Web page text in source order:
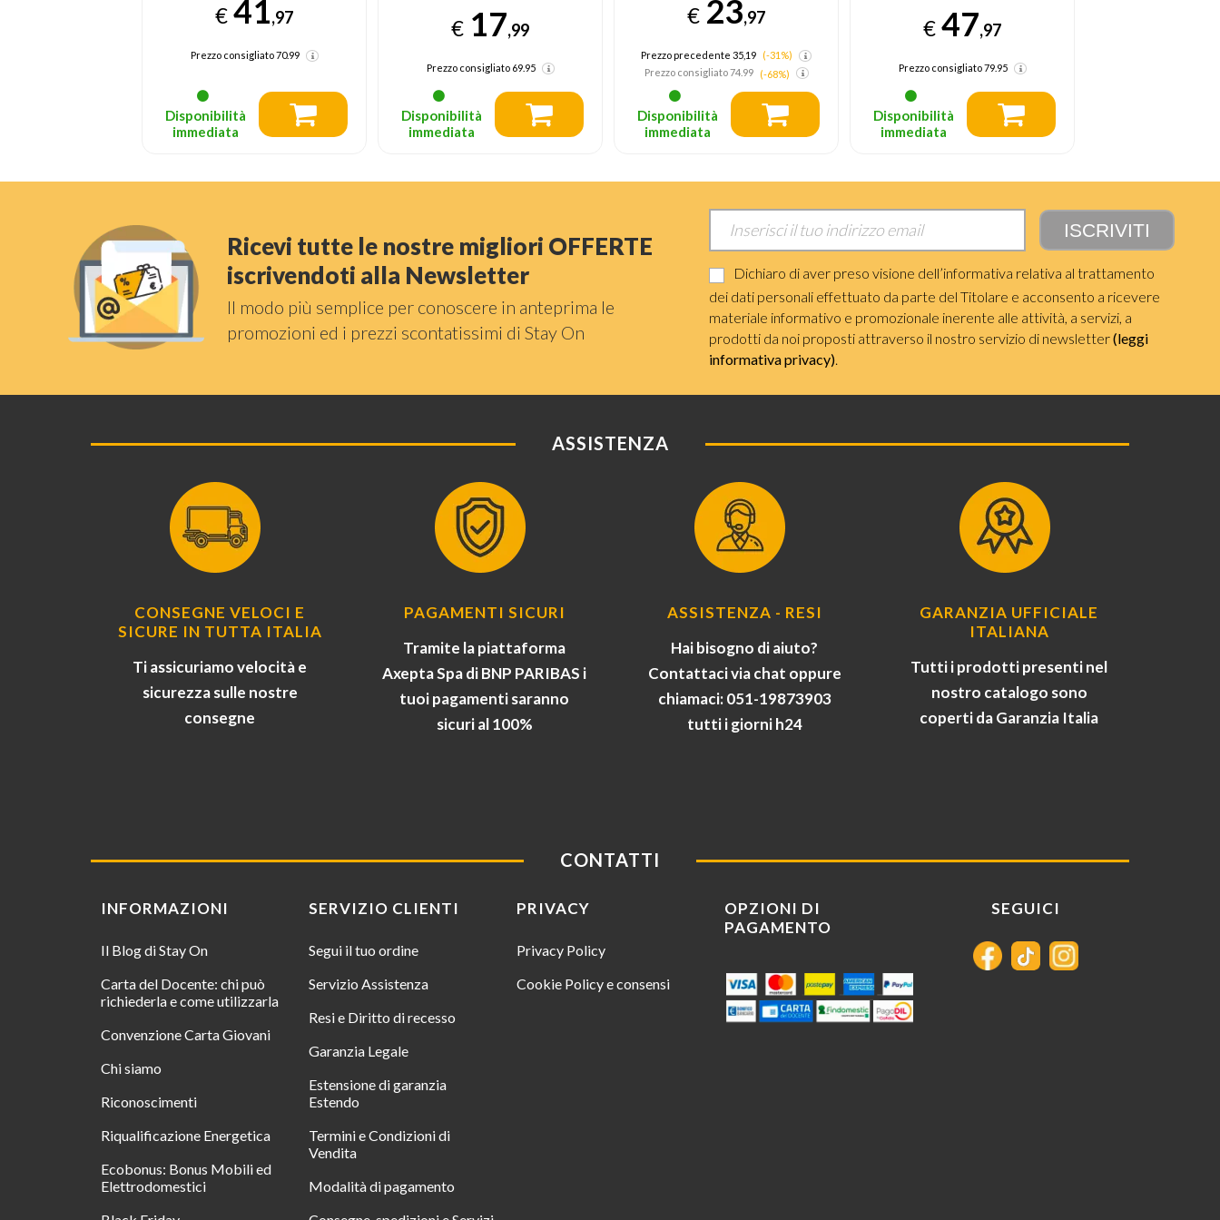
€ 17,99
Disponibilità
immediata
€ 23
Prezzo consigliato74.99 (-68%)
Disponibilità
immediata
€ 47,97
Prezzo consigliato79.95
Disponibilità
immediata
€ 35,97
Prezzo consigliato60.99
Disponibilità
immediata
Ricevi tutte le nostre migliori OFFERTE
iscrivendoti alla Newsletter
Il modo più semplice per conoscere in anteprima le
promozioni ed i prezzi scontatissimi di Stay On
Dichiaro di aver preso visione dell’informativa relativa al trattamento
dei dati personali effettuato da parte del Titolare e acconsento a ricevere
materiale informativo e promozionale inerente alle attività, a servizi, a
prodotti da noi proposti attraverso il nostro servizio di newsletter(leggi
informativa privacy).
ASSISTENZA
CONSEGNE VELOCI E
SICURE IN TUTTA ITALIA
Ti assicuriamo velocità e
sicurezza sulle nostre
consegne
PAGAMENTI SICURI
Tramite la piattaforma
Axepta Spa di BNP PARIBAS i
tuoi pagamenti saranno
sicuri al 100%
ASSISTENZA - RESI
Hai bisogno di aiuto?
Contattaci via chat oppure
chiamaci: 051-19873903
tutti i giorni h24
GARANZIA UFFICIALE
ITALIANA
Tutti i prodotti presenti nel
nostro catalogo sono
coperti da Garanzia Italia
CONTATTI
INFORMAZIONI
Il Blog di Stay On
Carta del Docente: chi può
richiederla e come utilizzarla
Convenzione Carta Giovani
Chi siamo
Riconoscimenti
Riqualificazione Energetica
Ecobonus: Bonus Mobili ed
Elettrodomestici
SERVIZIO CLIENTI
Segui il tuo ordine
Servizio Assistenza
Resi e Diritto di recesso
Garanzia Legale
Estensione di garanzia
Estendo
Termini e Condizioni di
Vendita
Modalità di pagamento
PRIVACY
Privacy Policy
Cookie Policy e consensi
OPZIONI DI
PAGAMENTO
SEGUICI